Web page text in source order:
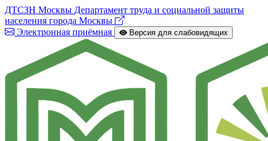
ДТСЗН Москвы Департамент труда и социальной защиты
населения города Москвы
Электронная приёмная
Версия для слабовидящих